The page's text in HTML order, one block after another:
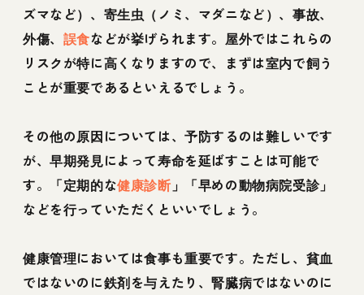
ズマなど）、寄生虫（ノミ、マダニなど）、事故、
外傷、 誤食などが挙げられます。屋外ではこれらの
リスクが特に高くなりますので、まずは室内で飼う
ことが重要であるといえるでしょう。
その他の原因については、予防するのは難しいです
が、早期発見によって寿命を延ばすことは可能で
す。「定期的な健康診断 」「早めの動物病院受診」
などを行っていただくといいでしょう。
健康管理においては食事も重要です。ただし、貧血
ではないのに鉄剤を与えたり、腎臓病ではないのに